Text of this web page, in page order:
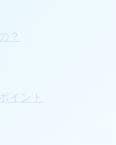
？
イント